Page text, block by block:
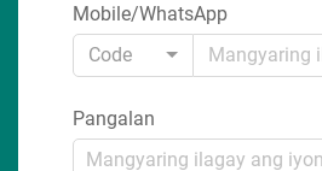
Mobile/WhatsApp
Code
Pangalan